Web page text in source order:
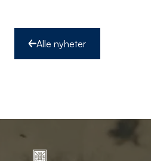
Alle nyheter